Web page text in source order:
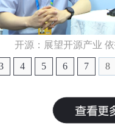
开源：展望开源产业
4 5 6 7 8